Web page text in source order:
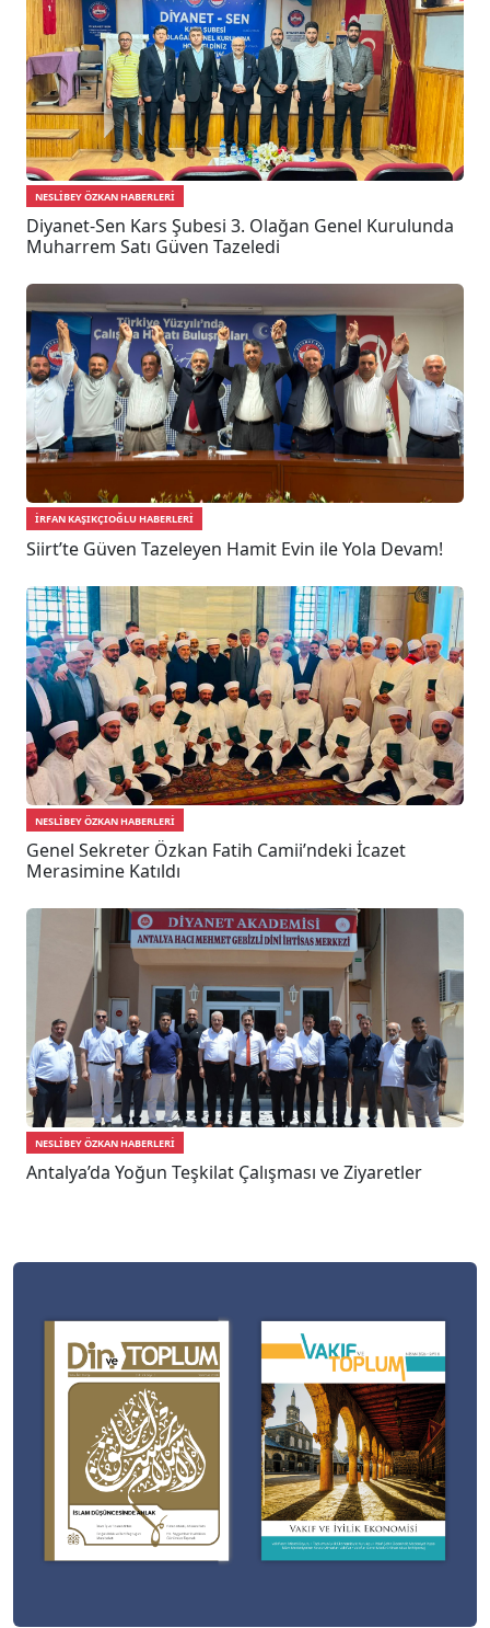
NESLIBEY ÖZKAN HABERLERI
Diyanet-Sen Kars Şubesi 3. Olağan Genel Kurulunda
Muharrem Satı Güven Tazeledi
İRFAN KAŞIKÇIOĞLU HABERLERI
Siirt’te Güven Tazeleyen Hamit Evin ile Yola Devam!
NESLIBEY ÖZKAN HABERLERI
Genel Sekreter Özkan Fatih Camii’ndeki İcazet
Merasimine Katıldı
NESLIBEY ÖZKAN HABERLERI
Antalya’da Yoğun Teşkilat Çalışması ve Ziyaretler